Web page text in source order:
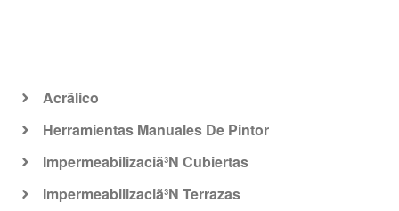
Acrã­lico
Herramientas Manuales De Pintor
Impermeabilizaciã³N Cubiertas
Impermeabilizaciã³N Terrazas